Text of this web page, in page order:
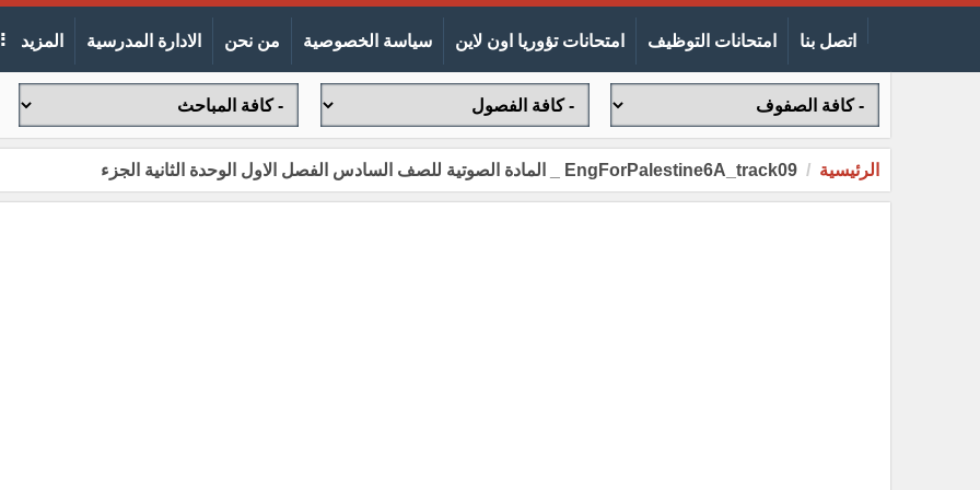
اتصل بنا امتحانات التوظيف امتحانات تؤوريا اون لاين سياسة الخصوصية من نحن الادارة المدرسية المزيد
الرئيسية EngForPalestine6A_track09 _ المادة الصوتية للصف السادس الفصل الاول الوحدة الثانية الجزء